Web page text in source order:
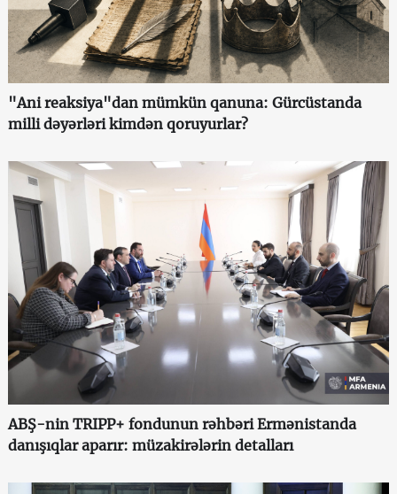
"Ani reaksiya"dan mümkün qanuna: Gürcüstanda
milli dəyərləri kimdən qoruyurlar?
ABŞ-nin TRIPP+ fondunun rəhbəri Ermənistanda
danışıqlar aparır: müzakirələrin detalları